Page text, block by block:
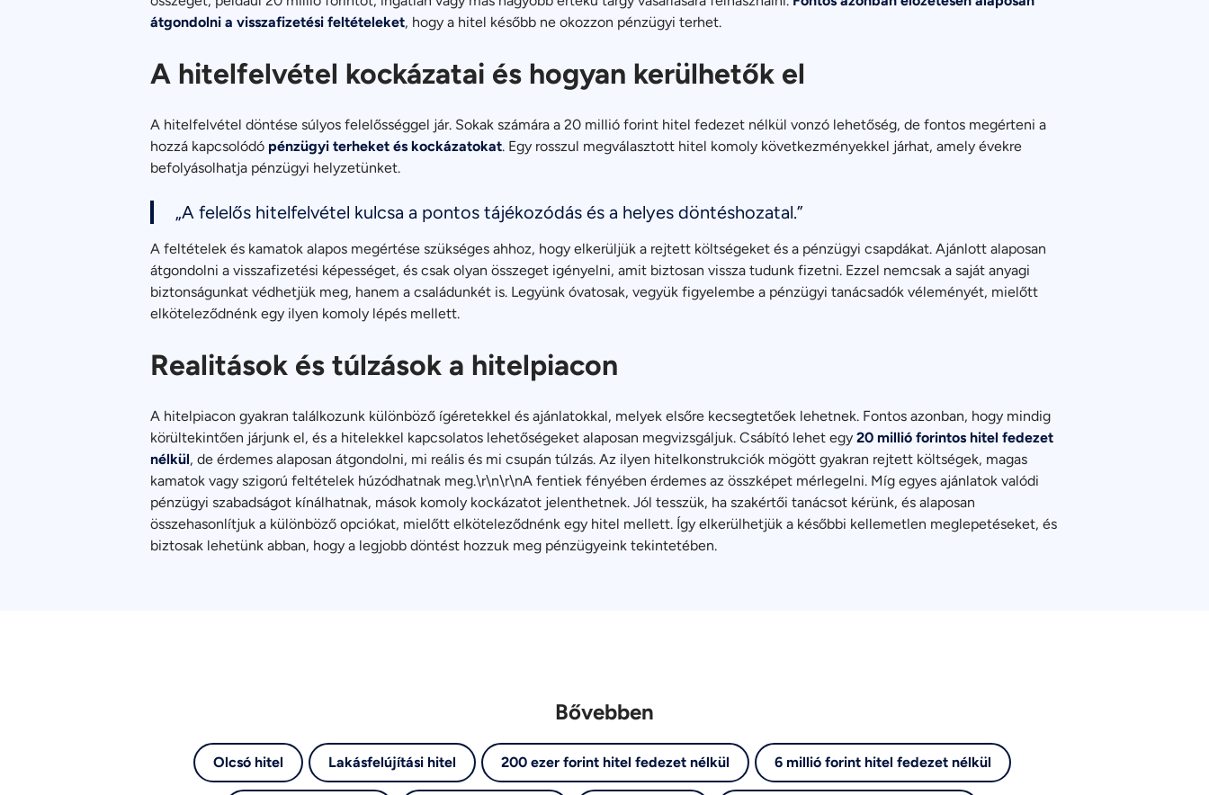
átgondolni a visszafizetési feltételeket, hogy a hitel később ne okozzon pénzügyi terhet.
A hitelfelvétel kockázatai és hogyan kerülhetők el
A hitelfelvétel döntése súlyos felelősséggel jár. Sokak számára a 20 millió forint hitel fedezet nélkül vonzó lehetőség, de fontos megérteni a
hozzá kapcsolódó pénzügyi terheket és kockázatokat. Egy rosszul megválasztott hitel komoly következményekkel járhat, amely évekre
befolyásolhatja pénzügyi helyzetünket.
„A felelős hitelfelvétel kulcsa a pontos tájékozódás és a helyes döntéshozatal.”
A feltételek és kamatok alapos megértése szükséges ahhoz, hogy elkerüljük a rejtett költségeket és a pénzügyi csapdákat. Ajánlott alaposan
átgondolni a visszafizetési képességet, és csak olyan összeget igényelni, amit biztosan vissza tudunk fizetni. Ezzel nemcsak a saját anyagi
biztonságunkat védhetjük meg, hanem a családunkét is. Legyünk óvatosak, vegyük figyelembe a pénzügyi tanácsadók véleményét, mielőtt
elköteleződnénk egy ilyen komoly lépés mellett.
Realitások és túlzások a hitelpiacon
A hitelpiacon gyakran találkozunk különböző ígéretekkel és ajánlatokkal, melyek elsőre kecsegtetőek lehetnek. Fontos azonban, hogy mindig
körültekintően járjunk el, és a hitelekkel kapcsolatos lehetőségeket alaposan megvizsgáljuk. Csábító lehet egy 20 millió forintos hitel fedezet
nélkül, de érdemes alaposan átgondolni, mi reális és mi csupán túlzás. Az ilyen hitelkonstrukciók mögött gyakran rejtett költségek, magas
kamatok vagy szigorú feltételek húzódhatnak meg.\r\n\r\nA fentiek fényében érdemes az összképet mérlegelni. Míg egyes ajánlatok valódi
pénzügyi szabadságot kínálhatnak, mások komoly kockázatot jelenthetnek. Jól tesszük, ha szakértői tanácsot kérünk, és alaposan
összehasonlítjuk a különböző opciókat, mielőtt elköteleződnénk egy hitel mellett. Így elkerülhetjük a későbbi kellemetlen meglepetéseket, és
biztosak lehetünk abban, hogy a legjobb döntést hozzuk meg pénzügyeink tekintetében.
Bővebben
Olcsó hitel Lakásfelújítási hitel 200 ezer forint hitel fedezet nélkül 6 millió forint hitel fedezet nélkül